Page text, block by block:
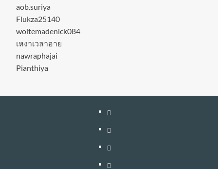
aob.suriya
Flukza25140
woltemadenick084
เหงาเวลาอาย
nawraphajai
Pianthiya
หน้า
แรก
สมัคร
สมาชิก
เติม
เงิน
เข้า